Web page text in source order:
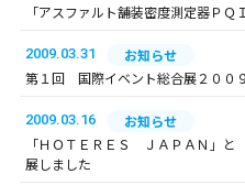
「アスファルト舗装密度測定器Ｐ
2009.03.31
お知らせ
第１回 国際イベント総合展２００
2009.03.16
お知らせ
「ＨＯＴＥＲＥＳ ＪＡＰＡＮ」と
展しました